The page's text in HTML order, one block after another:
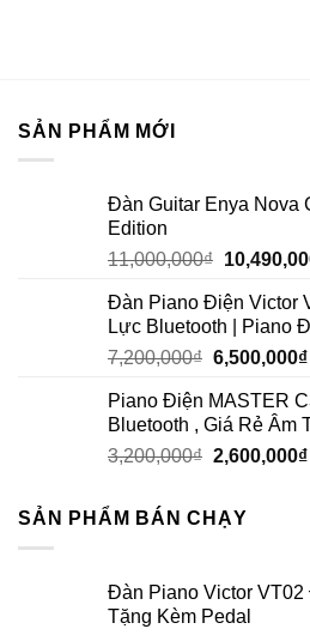
SẢN PHẨM MỚI
Đàn Guitar Enya Nova
Edition
11,000,000₫
Đàn Piano Điện Victor
Lực Bluetooth | Piano
7,200,000₫ 6,500,000₫
Piano Điện MASTER
Bluetooth , Giá Rẻ Âm
3,200,000₫ 2,600,000₫
SẢN PHẨM BÁN CHẠY
Đàn Piano Victor
Tặng Kèm Pedal